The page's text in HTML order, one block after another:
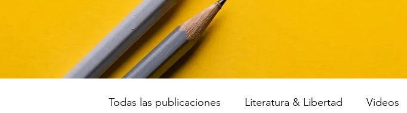
Todas las publicaciones Literatura & Libertad Videos